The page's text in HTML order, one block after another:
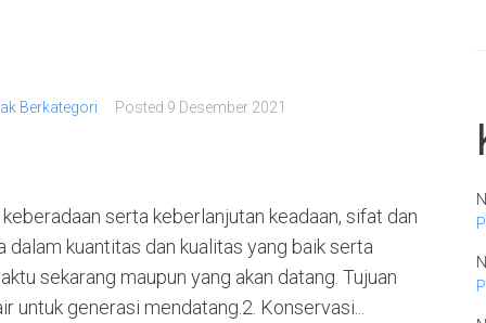
Berkategori Posted 9 Desember 2021
serta keberlanjutan keadaan, sifat dan
kuantitas dan kualitas yang baik serta
sekarang maupun yang akan datang. Tujuan
generasi mendatang.2. Konservasi...